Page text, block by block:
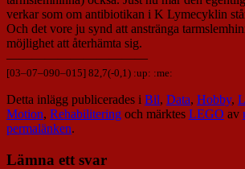
verkar som om antibiotikan i K Lymecyklin
Och det vore ju synd att anstränga
möjlighet att återhämta sig.
———————————
[03–07–090–015] 82,7(-0,1) :up: :me:
Detta inlägg publicerades i Bil, Data, Hobby,
Motion, Rehabilitering och märktes LEGO av
permalänken.
Lämna ett svar